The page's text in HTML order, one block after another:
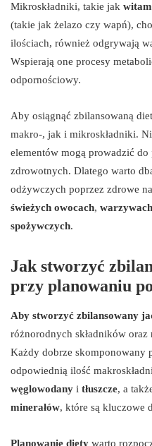
Mikroskładniki, takie jak
(takie jak żelazo czy wapń),
ilościach, również odgrywają
Wspierają one procesy
odpornościowy.
Aby osiągnąć zbilansowaną
makro-, jak i mikroskładniki.
elementów mogą prowadzić
zdrowotnych. Dlatego warto
odżywczych poprzez zdrowe
świeżych owocach, warzywach
spożywczych.
Jak stworzyć
przy planowaniu
Aby stworzyć zbilansowany
różnorodnych składników oraz
Każdy dobrze skomponowany
odpowiednią ilość
węglowodany i tłuszcze, a
minerałów, które są kluczowe
Planowanie diety warto